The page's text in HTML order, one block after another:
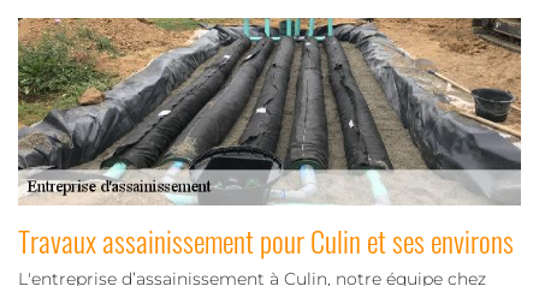
Travaux assainissement pour Culin et ses environs
L'entreprise d’assainissement à Culin, notre équipe chez